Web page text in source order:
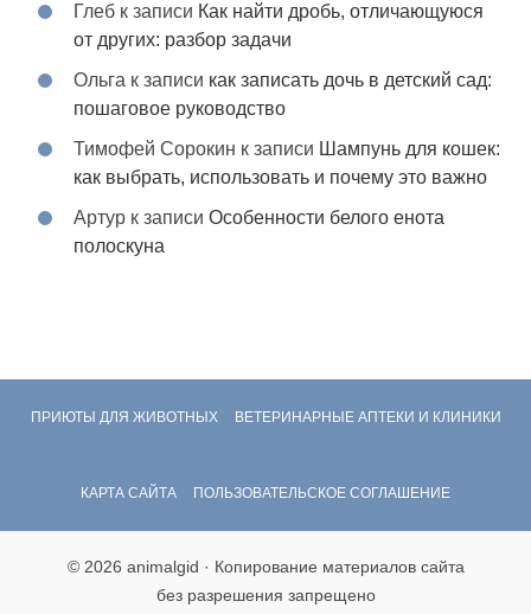
Глеб к записи Как найти дробь, отличающуюся
от других: разбор задачи
Ольга к записи как записать дочь в детский сад:
пошаговое руководство
Тимофей Сорокин к записи Шампунь для кошек:
как выбрать, использовать и почему это важно
Артур к записиОсобенности белого енота
полоскуна
ПРИЮТЫ ДЛЯ ЖИВОТНЫХ ВЕТЕРИНАРНЫЕ АПТЕКИ И КЛИНИКИ
КАРТА САЙТА ПОЛЬЗОВАТЕЛЬСКОЕ СОГЛАШЕНИЕ
© 2026 animalgid · Копирование материалов сайта
без разрешения запрещено